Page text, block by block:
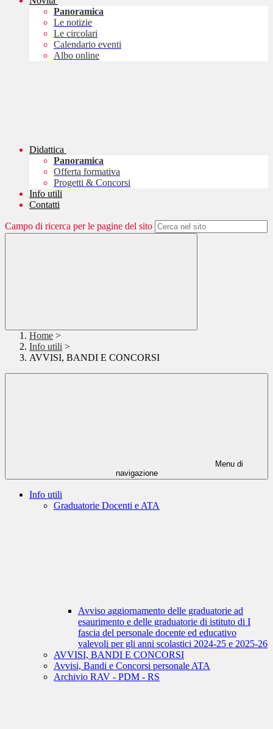
Panoramica
Le notizie
Le circolari
Calendario eventi
Albo online
Didattica
Panoramica
Offerta formativa
Progetti & Concorsi
Info utili
Contatti
Campo di ricerca per le pagine del sito
Home >
Info utili >
AVVISI, BANDI E CONCORSI
Menu di
navigazione
Info utili
Graduatorie Docenti e ATA
Avviso aggiornamento delle graduatorie ad
esaurimento e delle graduatorie di istituto di I
fascia del personale docente ed educativo
valevoli per gli anni scolastici 2024-25 e 2025-26
AVVISI, BANDI E CONCORSI
Avvisi, Bandi e Concorsi personale ATA
Archivio RAV - PDM - RS